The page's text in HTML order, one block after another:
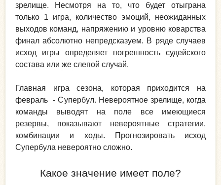
зрелище. Несмотря на то, что будет отыграна
только 1 игра, количество эмоций, неожиданных
выходов команд, напряжению и уровню коварства
финал абсолютно непредсказуем. В ряде случаев
исход игры определяет погрешность судейского
состава или же слепой случай.
Главная игра сезона, которая приходится на
февраль - Супербул. Невероятное зрелище, когда
команды выводят на поле все имеющиеся
резервы, показывают невероятные стратегии,
комбинации и ходы. Прогнозировать исход
Супербула невероятно сложно.
Какое значение имеет поле?